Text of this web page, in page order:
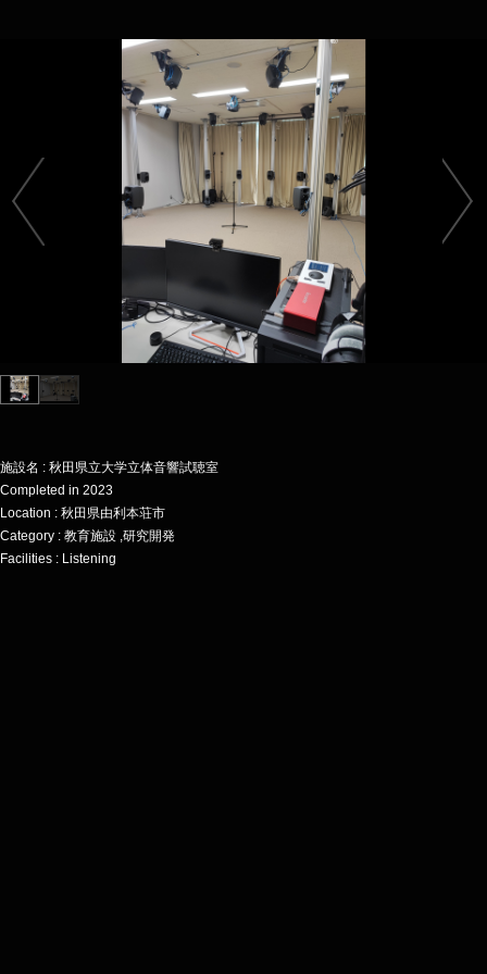
施設名 : 秋田県立大学立体音響試聴室
Completed in 2023
Location : 秋田県由利本荘市
Category : 教育施設 ,研究開発
Facilities : Listening